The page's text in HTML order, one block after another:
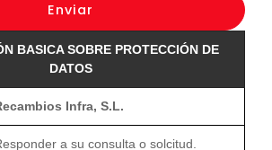
Enviar
BASICA SOBRE PROTECCIÓN DE
DATOS
Infra, S.L.
a su consulta o solcitud.